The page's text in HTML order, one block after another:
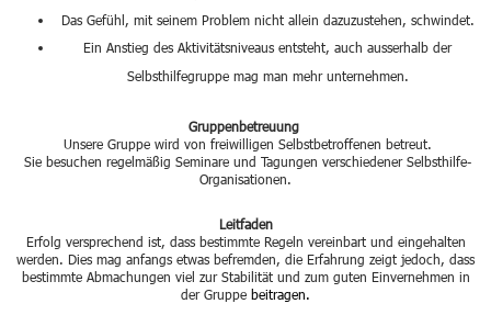
Das Gefühl, mit seinem Problem nicht allein dazuzustehen, schwindet.
Ein Anstieg des Aktivitätsniveaus entsteht, auch ausserhalb der
Selbsthilfegruppe mag man mehr unternehmen.
Gruppenbetreuung
Unsere Gruppe wird von freiwilligen Selbstbetroffenen betreut.
Sie besuchen regelmäßig Seminare und Tagungen verschiedener Selbsthilfe-
Organisationen.
Leitfaden
Erfolg versprechend ist, dass bestimmte Regeln vereinbart und eingehalten
werden. Dies mag anfangs etwas befremden, die Erfahrung zeigt jedoch, dass
bestimmte Abmachungen viel zur Stabilität und zum guten Einvernehmen in
der Gruppe beitragen.